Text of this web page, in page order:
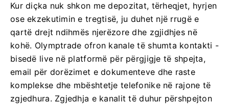
Kur diçka nuk shkon me depozitat, tërheqjet, hyrjen
ose ekzekutimin e tregtisë, ju duhet një rrugë e
qartë drejt ndihmës njerëzore dhe zgjidhjes në
kohë. Olymptrade ofron kanale të shumta kontakti -
bisedë live në platformë për përgjigje të shpejta,
email për dorëzimet e dokumenteve dhe raste
komplekse dhe mbështetje telefonike në rajone të
zgjedhura. Zgjedhja e kanalit të duhur përshpejton